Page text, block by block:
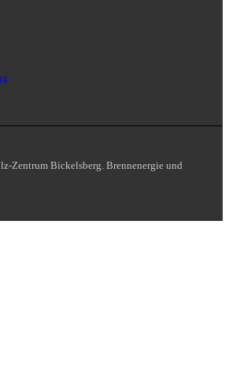
Zentrum Bickelsberg. Brennenergie und